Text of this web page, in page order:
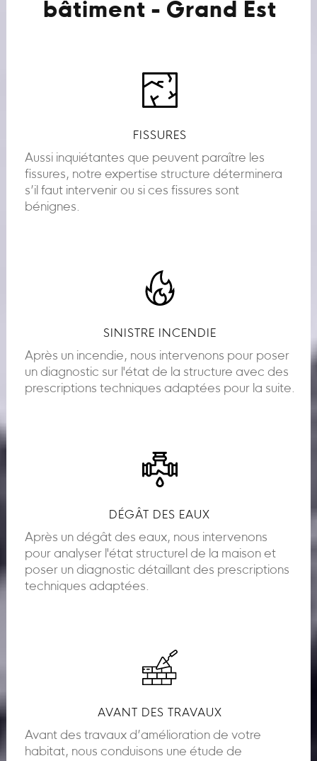
bâtiment - Grand Est
FISSURES
Aussi inquiétantes que peuvent paraître les
fissures, notre expertise structure déterminera
s’il faut intervenir ou si ces fissures sont
bénignes.
SINISTRE INCENDIE
Après un incendie, nous intervenons pour poser
un diagnostic sur l'état de la structure avec des
prescriptions techniques adaptées pour la suite.
DÉGÂT DES EAUX
Après un dégât des eaux, nous intervenons
pour analyser l'état structurel de la maison et
poser un diagnostic détaillant des prescriptions
techniques adaptées.
AVANT DES TRAVAUX
Avant des travaux d’amélioration de votre
habitat, nous conduisons une étude de